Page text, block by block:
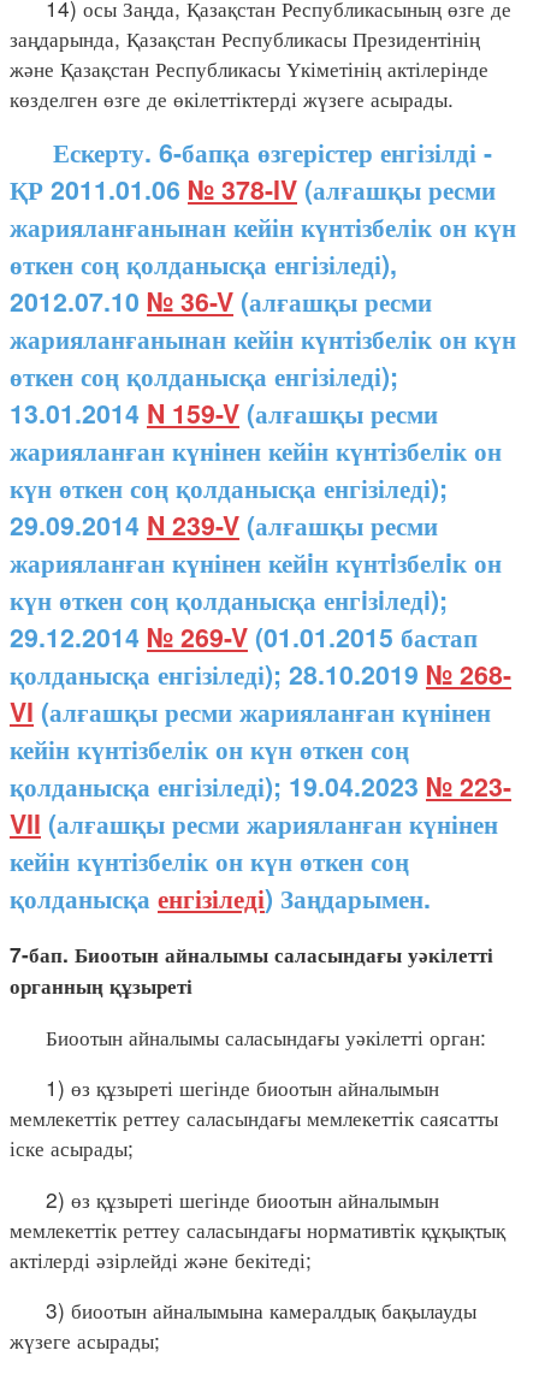
14) осы Заңда, Қазақстан Республикасының өзге де
заңдарында, Қазақстан Республикасы Президентінің
және Қазақстан Республикасы Үкіметінің актілерінде
көзделген өзге де өкілеттіктерді жүзеге асырады.
Ескерту. 6-бапқа өзгерістер енгізілді -
ҚР 2011.01.06 № 378-IV (алғашқы ресми
жарияланғанынан кейін күнтізбелік он күн
өткен соң қолданысқа енгізіледі),
2012.07.10 № 36-V (алғашқы ресми
жарияланғанынан кейін күнтізбелік он күн
өткен соң қолданысқа енгізіледі);
13.01.2014 N 159-V (алғашқы ресми
жарияланған күнінен кейін күнтізбелік он
күн өткен соң қолданысқа енгізіледі);
29.09.2014 N 239-V (алғашқы ресми
жарияланған күнінен кейiн күнтiзбелiк он
күн өткен соң қолданысқа енгiзiледi);
29.12.2014 № 269-V (01.01.2015 бастап
қолданысқа енгізіледі); 28.10.2019 № 268-
VI (алғашқы ресми жарияланған күнінен
кейін күнтізбелік он күн өткен соң
қолданысқа енгізіледі); 19.04.2023 № 223-
VII (алғашқы ресми жарияланған күнінен
кейін күнтізбелік он күн өткен соң
қолданысқа енгізіледі) Заңдарымен.
7-бап. Биоотын айналымы саласындағы уәкілетті
органның құзыреті
Биоотын айналымы саласындағы уәкілетті орган:
1) өз құзыреті шегінде биоотын айналымын
мемлекеттік реттеу саласындағы мемлекеттік саясатты
іске асырады;
2) өз құзыреті шегінде биоотын айналымын
мемлекеттік реттеу саласындағы нормативтік құқықтық
актілерді әзірлейді және бекітеді;
3) биоотын айналымына камералдық бақылауды
жүзеге асырады;